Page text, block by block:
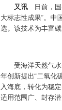
又讯
日前，
大标志性成果”。中
选。该技术为丰富
受海洋天然气水
年创新提出“二氧化
入海底，转化为稳
适用范围广、封存